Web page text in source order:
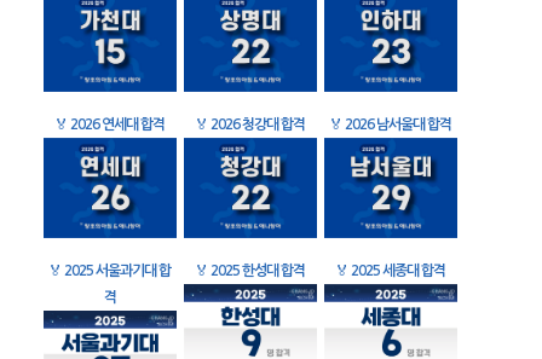
🏅 2026 연세대 합격 🏅 2026 청강대 합격 🏅 2026 남서울대 합격
🏅 2025 서울과기대 합
격
🏅 2025 한성대 합격 🏅 2025 세종대 합격